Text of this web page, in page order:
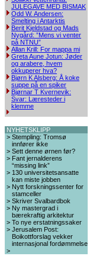
JULEGAVE MED BISMAK
Odd W. Andersen:
Smelting i Antarktis
Berit Kjeldstad og Mads
Nygård: ”Mens vi venter
på NTNU”
Allan Krill: For mappa mi
Greta Aune Jotun: Jøder
og arabere, hvem
okkuperer hva?
Bjørn K Alsberg: Å koke
suppe på en spiker
Bjørnar T Kvernevik:
Svar: Læresteder i
klemme
NYHETSKLIPP
> Stempling: Tromsø
innfører ikke
> Sett denne ørnen før?
> Fant jernalderens
“missing link”
> 130 universitetsansatte
kan miste jobben
> Nytt forskningssenter for
stamceller
> Skriver Svalbardbok
> Ny mastergrad i
bærekraftig arkitektur
> To nye erstatningssaker
> Jerusalem Post:
Boikottforslag vekker
internasjonal fordømmelse
>